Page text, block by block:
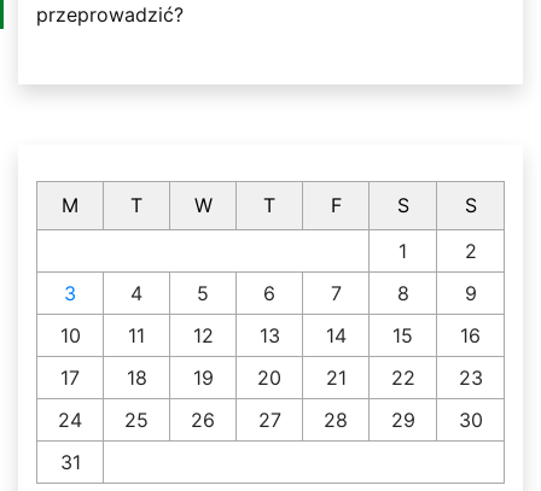
przeprowadzić?
M T W T F S
S
1
2
3
4 5 6 7 8
9
10
11 12 13 14 15
16
17
18 19 20 21 22
23
24
25 26 27 28 29
30
31